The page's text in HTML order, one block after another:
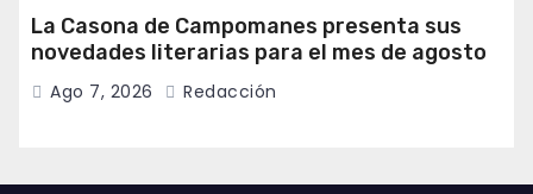
La Casona de Campomanes presenta sus
novedades literarias para el mes de agosto
Ago 7, 2026 Redacción